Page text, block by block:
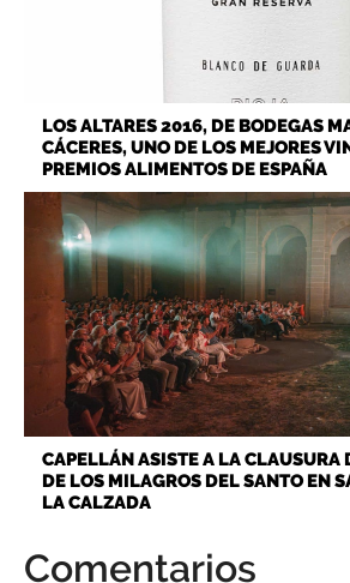
LOS ALTARES 2016, DE BODEGAS
CÁCERES, UNO DE LOS MEJORES
PREMIOS ALIMENTOS DE ESPAÑA
CAPELLÁN ASISTE A LA CLAUSURA
DE LOS MILAGROS DEL SANTO EN
LA CALZADA
Comentarios